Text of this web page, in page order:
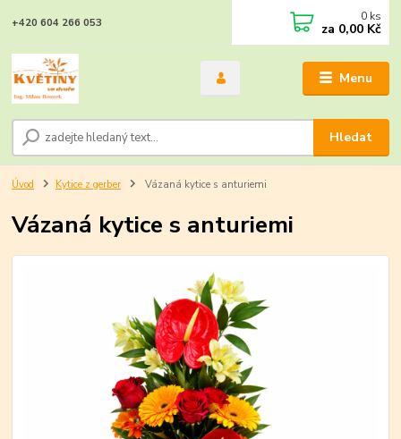
Menu
Hledat
+420 604 266 053 0 ks
za 0,00 Kč
Úvod Kytice z gerber Vázaná kytice s anturiemi
Vázaná kytice s anturiemi